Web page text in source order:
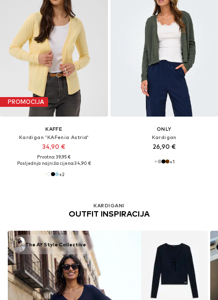
PROMOCIJA
KAFFE
Kardigan 'KAFenia Astrid'
34,90 €
Prvotno: 39,95 €
Posljednja najniža cijena:34,90 €
+2
ONLY
Kardigan
26,90 €
+1
KARDIGANI
OUTFIT INSPIRACIJA
The AY Style Collective